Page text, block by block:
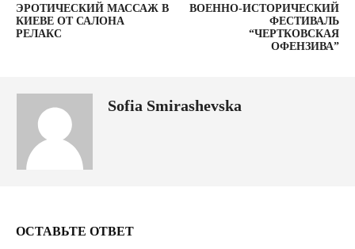
ЭРОТИЧЕСКИЙ МАССАЖ В
КИЕВЕ ОТ САЛОНА
РЕЛАКС
ВОЕННО-ИСТОРИЧЕСКИЙ
ФЕСТИВАЛЬ
“ЧЕРТКОВСКАЯ
ОФЕНЗИВА”
Sofia Smirashevska
ОСТАВЬТЕ ОТВЕТ